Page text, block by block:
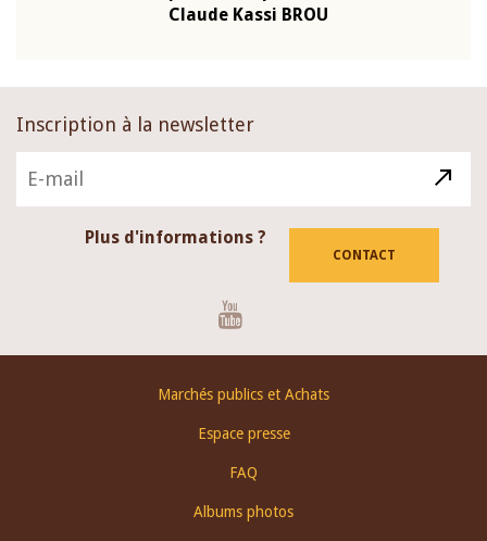
Claude Kassi BROU
Inscription à la newsletter
Plus d'informations ?
CONTACT
Marchés publics et Achats
Espace presse
FAQ
Albums photos